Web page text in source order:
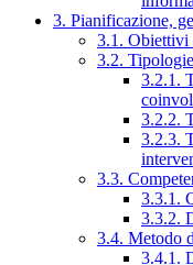
3. Pianificazione,
3.1. Obiettivi
3.2.
3.2.1.
3.2.2.
3.2.3.
3.3.
3.3.1.
3.3.2.
3.4. Metodo
3.4.1.